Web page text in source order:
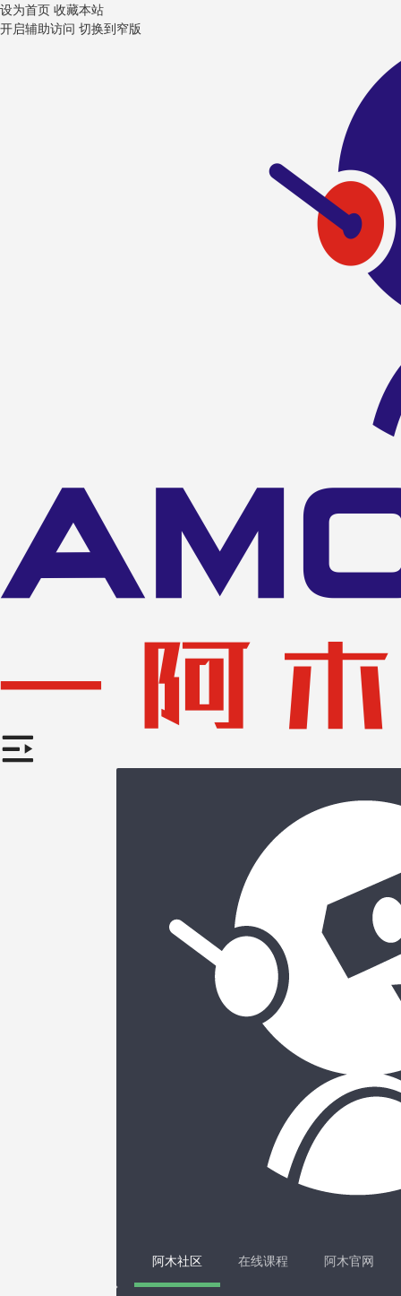
设为首页 收藏本站
开启辅助访问 切换到窄版
阿木社区 在线课程 阿木官网